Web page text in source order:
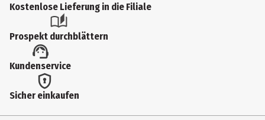
Produkttyp
Massagegeräte
Materialdetails
Lotusholz
Kostenlose Lieferung in die Filiale
Prospekt durchblättern
Kundenservice
Sicher einkaufen